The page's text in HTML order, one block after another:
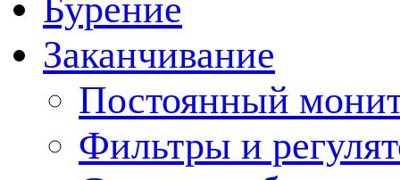
Бурение
Заканчивание
Постоянный
Фильтры и